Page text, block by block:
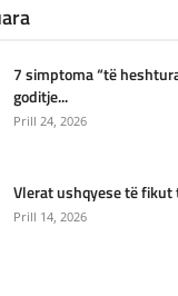
7 simptoma “të
goditje...
Prill 24, 2026
Vlerat ushqyese të fikut
Prill 14, 2026